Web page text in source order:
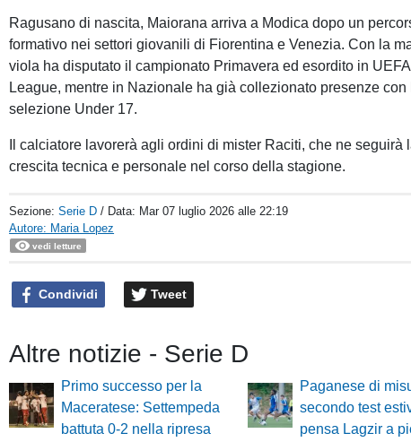
Ragusano di nascita, Maiorana arriva a Modica dopo un
formativo nei settori giovanili di Fiorentina e Venezia. Con la
viola ha disputato il campionato Primavera ed esordito in
League, mentre in Nazionale ha già collezionato presenze con
selezione Under 17.
Il calciatore lavorerà agli ordini di mister Raciti, che ne seguirà
crescita tecnica e personale nel corso della stagione.
Sezione:Serie D / Data: Mar 07 luglio 2026 alle 22:19
Autore: Maria Lopez
vedi letture
Condividi Tweet
Altre notizie - Serie D
Primo successo per la
Maceratese: Settempeda
battuta 0-2 nella ripresa
Paganese di
secondo test
pensa Lagzir a